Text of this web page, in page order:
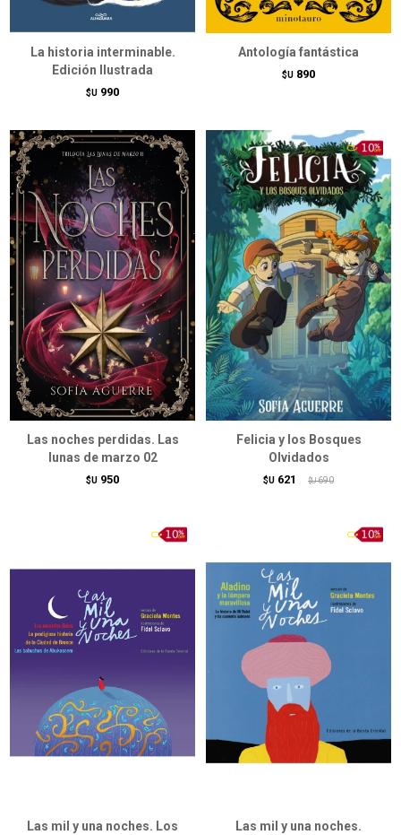
La historia interminable.
Edición Ilustrada
$U 990
Antología fantástica
$U 890
Las noches perdidas. Las
lunas de marzo 02
$U 950
Felicia y los Bosques
Olvidados
$U 621 $U 690
Las mil y una noches. Los
Las mil y una noches.